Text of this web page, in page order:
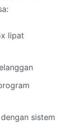
lipat
sistem